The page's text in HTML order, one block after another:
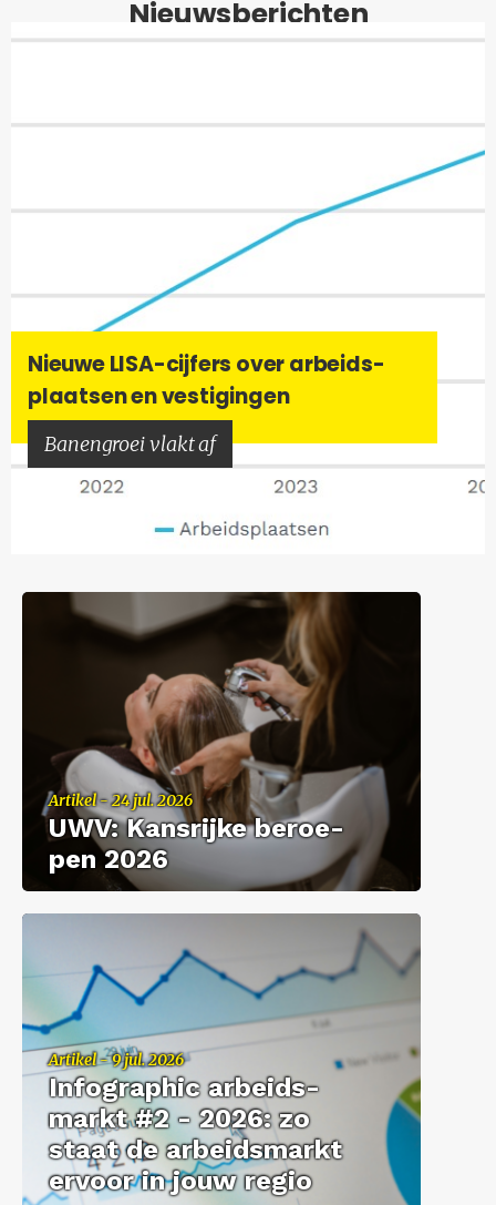
Nieuwsberichten
Nieu­we LISA-​cijfers over ar­beids­
plaat­sen en ves­ti­gin­gen
Ba­nen­groei vlakt af
Ar­ti­kel - 24 jul. 2026
UWV: Kans­rij­ke be­roe­
pen 2026
Ar­ti­kel - 9 jul. 2026
In­fo­grap­hic ar­beids­
markt #2 - 2026: zo
staat de ar­beids­markt
er­voor in jouw regio